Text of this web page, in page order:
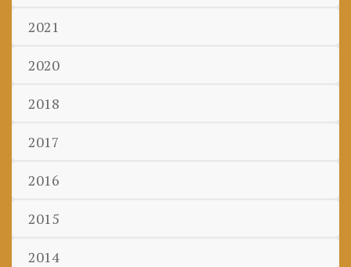
2021
2020
2018
2017
2016
2015
2014